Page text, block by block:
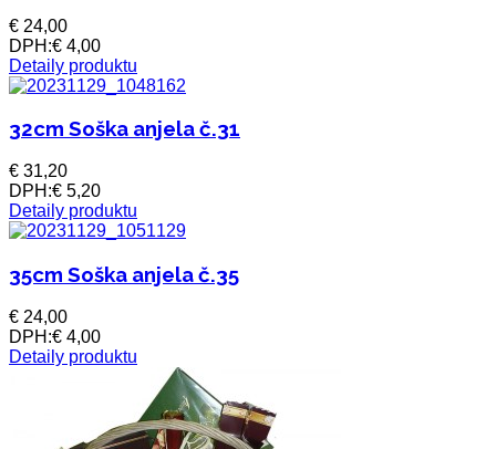
€ 24,00
DPH:€ 4,00
Detaily produktu
32cm Soška anjela č.31
€ 31,20
DPH:€ 5,20
Detaily produktu
35cm Soška anjela č.35
€ 24,00
DPH:€ 4,00
Detaily produktu